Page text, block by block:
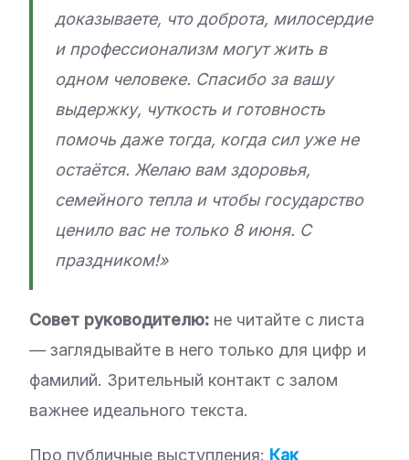
доказываете, что доброта, милосердие
и профессионализм могут жить в
одном человеке. Спасибо за вашу
выдержку, чуткость и готовность
помочь даже тогда, когда сил уже не
остаётся. Желаю вам здоровья,
семейного тепла и чтобы государство
ценило вас не только 8 июня. С
праздником!»
Совет руководителю: не читайте с листа
— заглядывайте в него только для цифр и
фамилий. Зрительный контакт с залом
важнее идеального текста.
Про публичные выступления: Как